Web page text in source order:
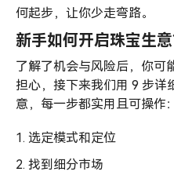
何起步，让你少走弯路。
新手如何开启珠宝生意
了解了机会与风险后，你可
担心，接下来我们用 9 步详
意，每一步都实用且可操作：
1. 选定模式和定位
2. 找到细分市场